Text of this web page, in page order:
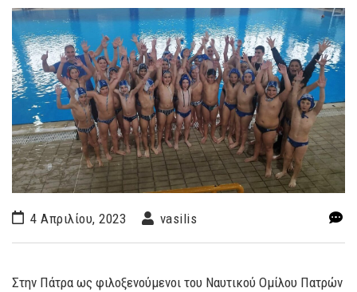
4 Απριλίου, 2023 vasilis
Στην Πάτρα ως φιλοξενούμενοι του Ναυτικού Ομίλου Πατρών